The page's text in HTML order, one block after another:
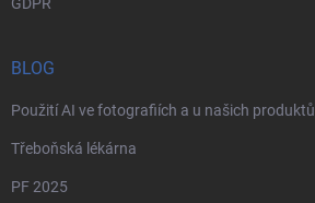
BLOG
Použití AI ve fotografiích a u našich produktů
Třeboňská lékárna
PF 2025